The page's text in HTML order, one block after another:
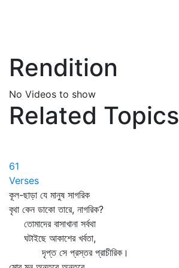
Rendition
No Videos to show
Related Topics
61
Verses
কূল-ছাড়া যে মানুষ সাগরিক
বৃথা কেন ডাকো তারে, নাগরিক?
তোমাদের বাসাখানা সর্বথা
ঘটাইছে আকাশের খর্বতা,
দৃপ্ত সে প্রস্তর প্রাচীরিক।